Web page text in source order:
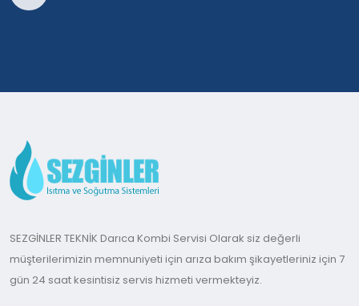
SEZGİNLER TEKNİK Darıca Kombi Servisi Olarak siz değerli
müşterilerimizin memnuniyeti için arıza bakım şikayetleriniz için 7
gün 24 saat kesintisiz servis hizmeti vermekteyiz.